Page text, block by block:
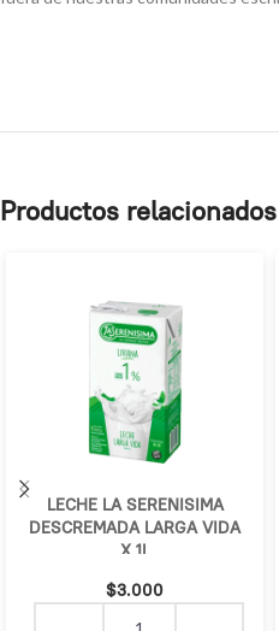
Productos relacionados
LECHE LA SERENISIMA
DESCREMADA LARGA VIDA
X 1L
$3.000